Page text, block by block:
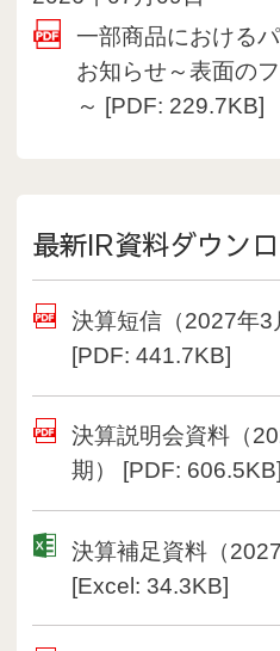
一部商品における
お知らせ～表面の
～ [PDF: 229.7KB](
最新IR資料ダウン
決算短信（2027年3
[PDF: 441.7KB]
決算説明会資料（
期） [PDF: 606.5KB]
決算補足資料（
[Excel: 34.3KB]